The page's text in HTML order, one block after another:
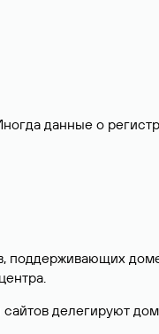
данные о
поддерживающих
делегируют